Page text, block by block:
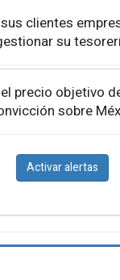
clientes
su
precio objetivo
sobre
Activar alertas